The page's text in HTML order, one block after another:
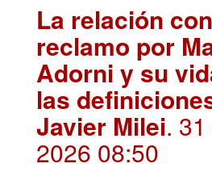
La relación
reclamo por
Adorni y su
las
Javier Milei.
2026 08:50